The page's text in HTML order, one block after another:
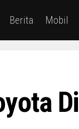
Berita Mobil